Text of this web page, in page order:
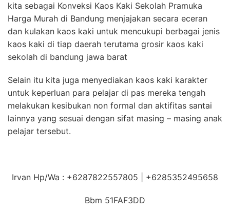
kita sebagai Konveksi Kaos Kaki Sekolah Pramuka
Harga Murah di Bandung menjajakan secara eceran
dan kulakan kaos kaki untuk mencukupi berbagai jenis
kaos kaki di tiap daerah terutama grosir kaos kaki
sekolah di bandung jawa barat
Selain itu kita juga menyediakan kaos kaki karakter
untuk keperluan para pelajar di pas mereka tengah
melakukan kesibukan non formal dan aktifitas santai
lainnya yang sesuai dengan sifat masing – masing anak
pelajar tersebut.
Irvan Hp/Wa : +6287822557805 | +6285352495658
Bbm 51FAF3DD